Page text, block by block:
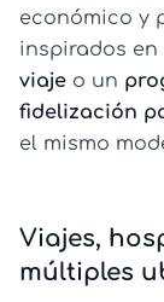
económico y
inspirados en
viaje o un
fidelización
el mismo
Viajes,
múltiples